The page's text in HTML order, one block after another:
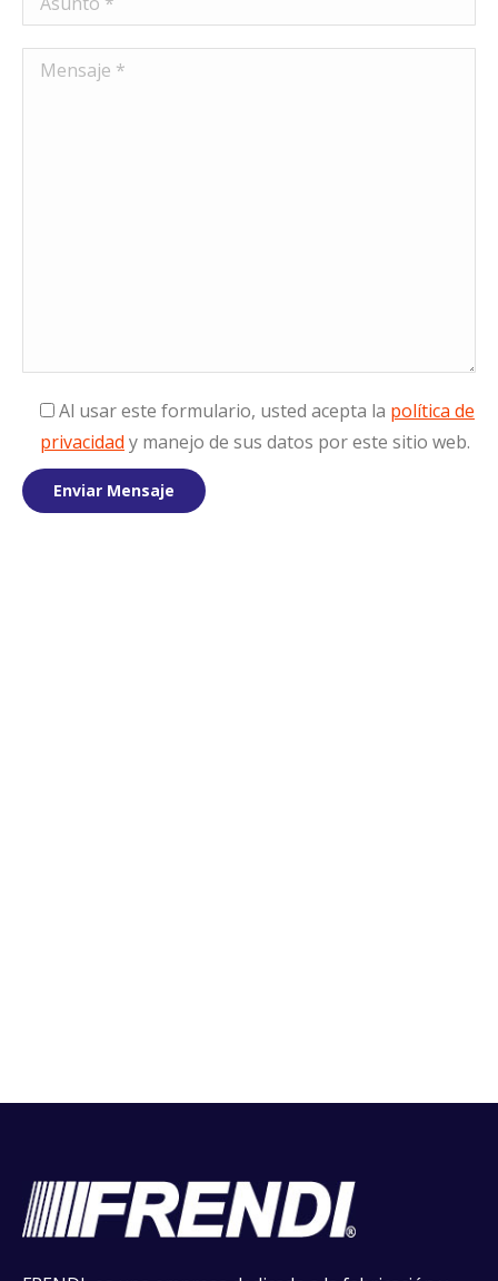
Al usar este formulario, usted acepta la política de
privacidad y manejo de sus datos por este sitio web.